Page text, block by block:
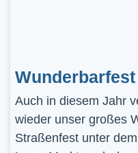
Wunderbarfest
Auch in diesem Jahr
wieder unser großes
Straßenfest unter